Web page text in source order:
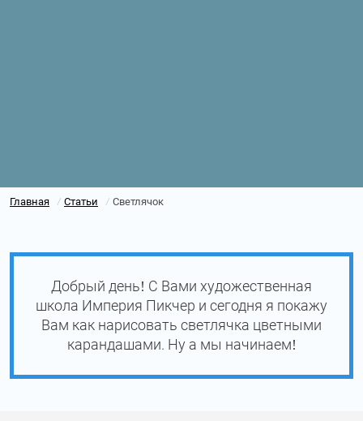
Главная / Статьи / Светлячок
Добрый день! С Вами художественная
школа Империя Пикчер и сегодня я покажу
Вам как нарисовать светлячка цветными
карандашами. Ну а мы начинаем!